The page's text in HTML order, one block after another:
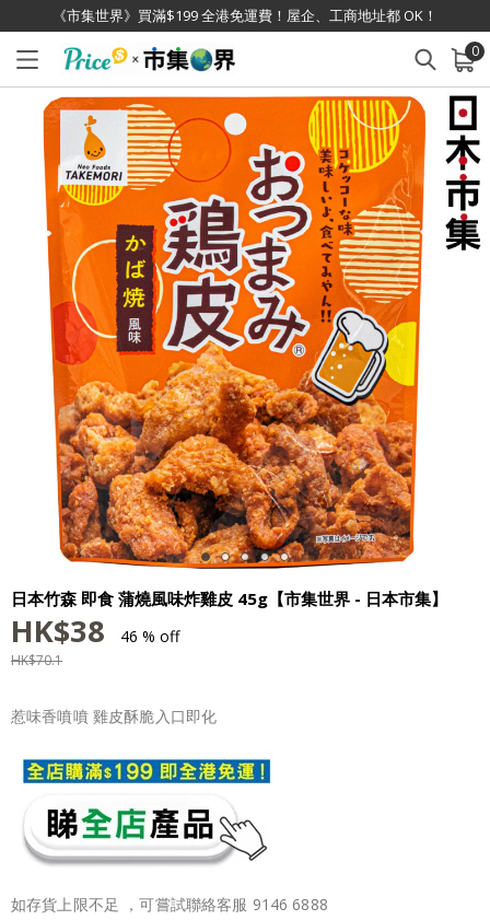
《市集世界》買滿$199 全港免運費！屋企、工商地址都 OK！
0
已加入購物車 查看
日本竹森 即食 蒲燒風味炸雞皮 45g【市集世界 - 日本市集】
HK$38 46 % off
HK$70.1
惹味香噴噴 雞皮酥脆入口即化
如存貨上限不足 ，可嘗試聯絡客服 9146 6888